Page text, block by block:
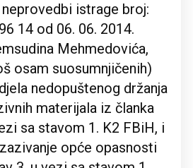
istrage broj:
14 od 06. 06. 2014.
Mehmedovića,
osam suosumnjičenih)
nedopuštenog držanja
materijala iz članka
sa stavom 1. K2 FBiH, i
opće opasnosti